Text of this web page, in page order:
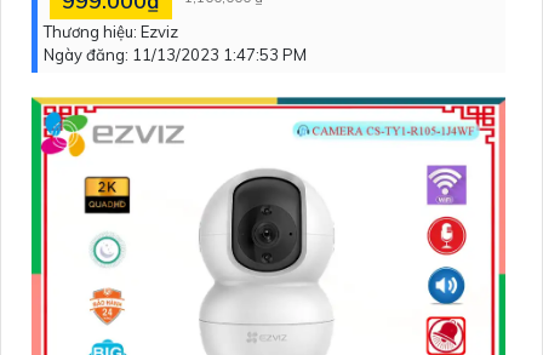
Thương hiệu: Ezviz
Ngày đăng: 11/13/2023 1:47:53 PM